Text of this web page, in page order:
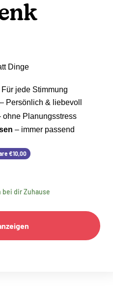
Dinge
Für jede Stimmung
– Persönlich & liebevoll
ohne Planungsstress
– immer passend
€10,00
bei dir Zuhause